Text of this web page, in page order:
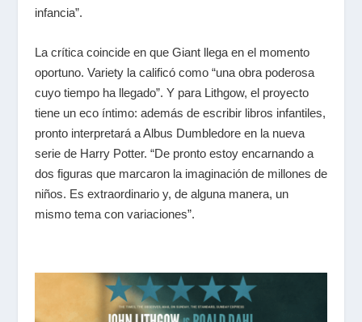
infancia”.
La crítica coincide en que Giantllega en el momento
oportuno. Varietyla calificó como “una obra poderosa
cuyo tiempo ha llegado”. Y para Lithgow, el proyecto
tiene un eco íntimo: además de escribir libros infantiles,
pronto interpretará aAlbus Dumbledoreen la nueva
serie de Harry Potter. “De pronto estoy encarnando a
dos figuras que marcaron la imaginación de millones de
niños. Es extraordinario y, de alguna manera, un
mismo tema con variaciones”.